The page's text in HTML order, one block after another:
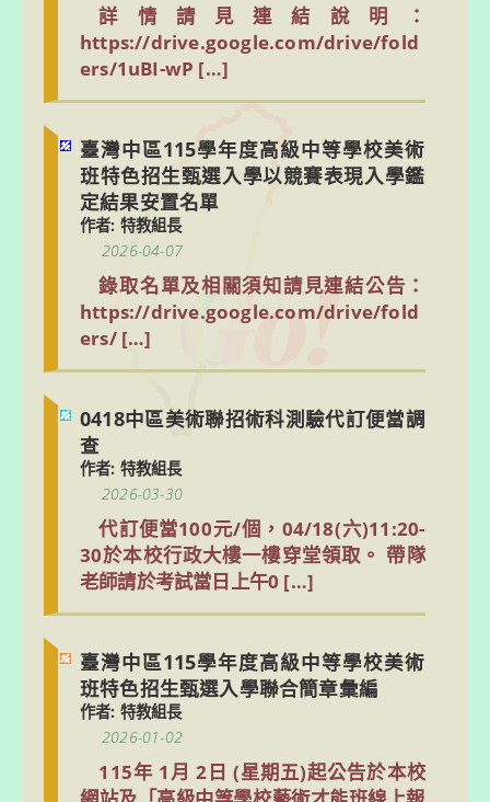
詳情請見連結說明：
https://drive.google.com/drive/fold
ers/1uBI-wP […]
臺灣中區115學年度高級中等學校美術
班特色招生甄選入學以競賽表現入學鑑
定結果安置名單
作者: 特教組長
2026-04-07
錄取名單及相關須知請見連結公告：
https://drive.google.com/drive/fold
ers/ […]
0418中區美術聯招術科測驗代訂便當調
查
作者: 特教組長
2026-03-30
代訂便當100元/個，04/18(六)11:20-
30於本校行政大樓一樓穿堂領取。 帶隊
老師請於考試當日上午0 […]
臺灣中區115學年度高級中等學校美術
班特色招生甄選入學聯合簡章彙編
作者: 特教組長
2026-01-02
115年 1月 2日 (星期五)起公告於本校